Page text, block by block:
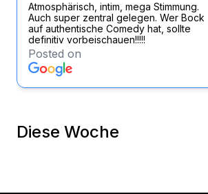
Atmosphärisch, intim, mega Stimmung.
Auch super zentral gelegen. Wer Bock
auf authentische Comedy hat, sollte
definitiv vorbeischauen!!!!!
Posted on
Diese Woche